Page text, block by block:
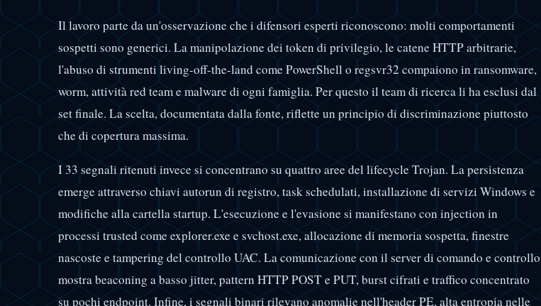
Il lavoro parte da un'osservazione che i difensori esperti riconoscono: molti comportamenti
sospetti sono generici. La manipolazione dei token di privilegio, le catene HTTP arbitrarie,
l'abuso di strumenti living-off-the-land come PowerShell o regsvr32 compaiono in ransomware,
worm, attività red team e malware di ogni famiglia. Per questo il team di ricerca li ha esclusi dal
set finale. La scelta, documentata dalla fonte, riflette un principio di discriminazione piuttosto
che di copertura massima.
I 33 segnali ritenuti invece si concentrano su quattro aree del lifecycle Trojan. La persistenza
emerge attraverso chiavi autorun di registro, task schedulati, installazione di servizi Windows e
modifiche alla cartella startup. L'esecuzione e l'evasione si manifestano con injection in
processi trusted come explorer.exe e svchost.exe, allocazione di memoria sospetta, finestre
nascoste e tampering del controllo UAC. La comunicazione con il server di comando e controllo
mostra beaconing a basso jitter, pattern HTTP POST e PUT, burst cifrati e traffico concentrato
su pochi endpoint. Infine, i segnali binari rilevano anomalie nell'header PE, alta entropia nelle